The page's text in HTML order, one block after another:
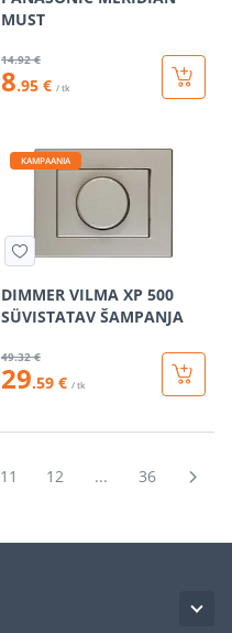
MUST
14.92 €
8.95 € / tk
KAMPAANIA
DIMMER VILMA XP 500
SÜVISTATAV ŠAMPANJA
49.32 €
29.59 € / tk
11 12 ... 36